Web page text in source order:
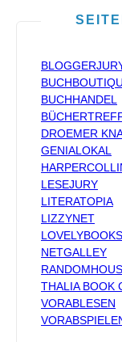
BUCHHANDEL
DROEMER
GENIALOKAL
LESEJURY
LITERATOPIA
LIZZYNET
LOVELYBOOKS
NETGALLEY
THALIA BOOK
VORABLESEN